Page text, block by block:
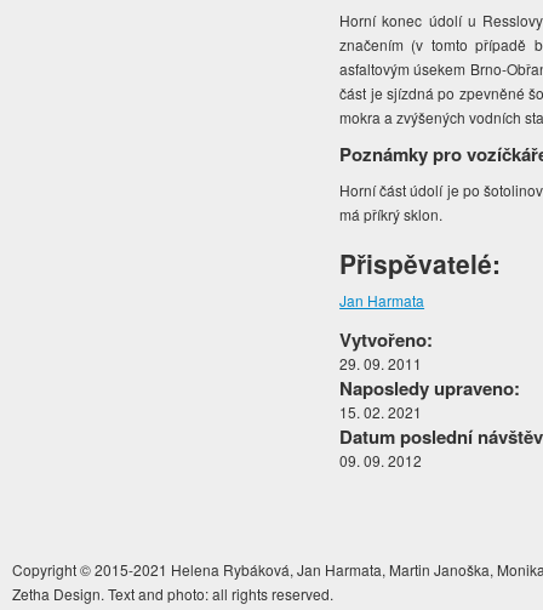
Horní konec údolí u
značením (v tomto případě
asfaltovým úsekem Brno-
část je sjízdná po zpevněné
mokra a zvýšených vodních
Poznámky pro
Horní část údolí je po
má příkrý sklon.
Přispěvatelé:
Jan Harmata
Vytvořeno:
29. 09. 2011
Naposledy upraveno:
15. 02. 2021
Datum poslední
09. 09. 2012
Copyright © 2015-2021 Helena Rybáková, Jan Harmata, Martin Janoška,
Zetha Design. Text and photo: all rights reserved.